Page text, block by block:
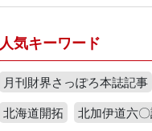
人気キーワード
月刊財界さっぽろ本誌記事
北海道開拓
北加伊道六